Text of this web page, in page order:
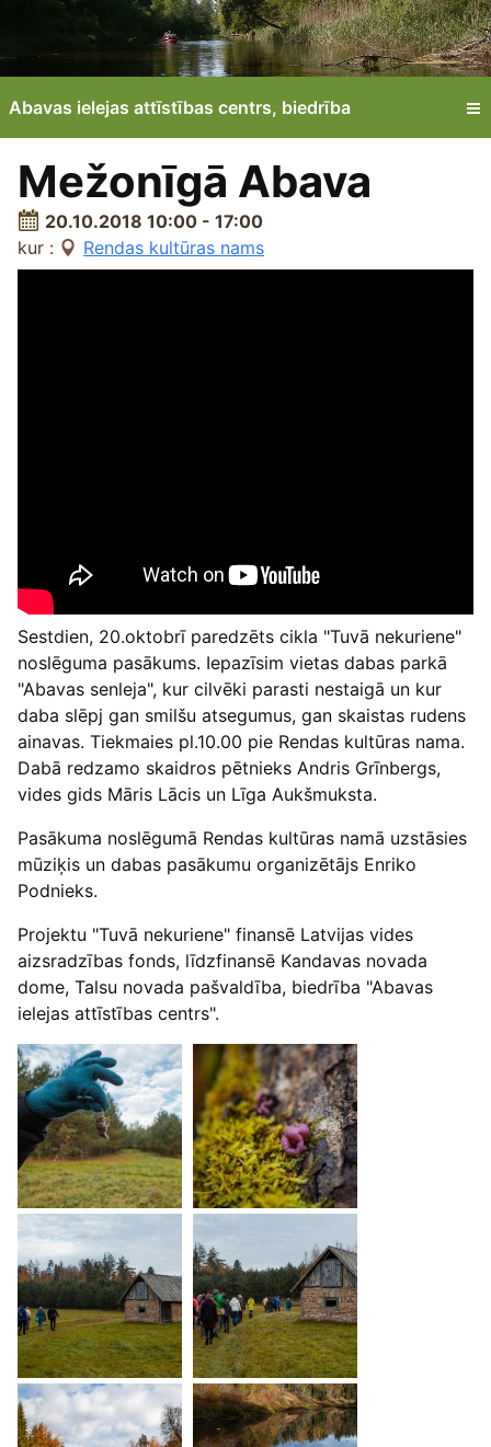
Abavas ielejas attīstības centrs, biedrība
Mežonīgā Abava
20.10.2018 10:00 - 17:00
kur :
Rendas kultūras nams
Sestdien, 20.oktobrī paredzēts cikla "Tuvā nekuriene"
noslēguma pasākums. Iepazīsim vietas dabas parkā
"Abavas senleja", kur cilvēki parasti nestaigā un kur
daba slēpj gan smilšu atsegumus, gan skaistas rudens
ainavas. Tiekmaies pl.10.00 pie Rendas kultūras nama.
Dabā redzamo skaidros pētnieks Andris Grīnbergs,
vides gids Māris Lācis un Līga Aukšmuksta.
Pasākuma noslēgumā Rendas kultūras namā uzstāsies
mūziķis un dabas pasākumu organizētājs Enriko
Podnieks.
Projektu "Tuvā nekuriene" finansē Latvijas vides
aizsradzības fonds, līdzfinansē Kandavas novada
dome, Talsu novada pašvaldība, biedrība "Abavas
ielejas attīstības centrs".